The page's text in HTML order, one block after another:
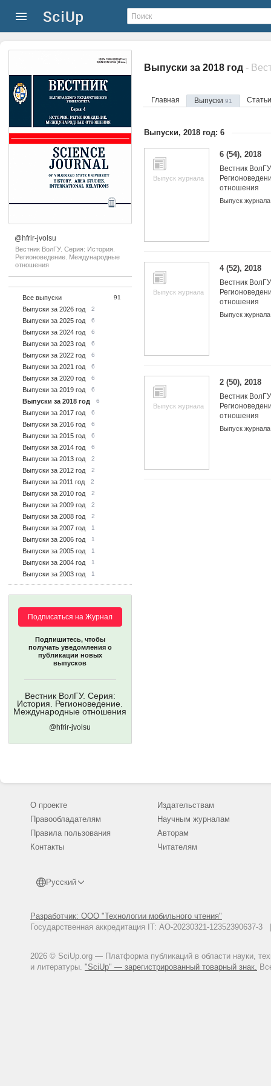
@hfrir-jvolsu
Вестник ВолГУ. Серия: История.
Регионоведение. Международные
отношения
Все выпуски 91
Выпуски за 2026 год 2
Выпуски за 2025 год 6
Выпуски за 2024 год 6
Выпуски за 2023 год 6
Выпуски за 2022 год 6
Выпуски за 2021 год 6
Выпуски за 2020 год 6
Выпуски за 2019 год 6
Выпуски за 2018 год 6
Выпуски за 2017 год 6
Выпуски за 2016 год 6
Выпуски за 2015 год 6
Выпуски за 2014 год 6
Выпуски за 2013 год 2
Выпуски за 2012 год 2
Выпуски за 2011 год 2
Выпуски за 2010 год 2
Выпуски за 2009 год 2
Выпуски за 2008 год 2
Выпуски за 2007 год 1
Выпуски за 2006 год 1
Выпуски за 2005 год 1
Выпуски за 2004 год 1
Выпуски за 2003 год 1
Подписаться на Журнал
Подпишитесь, чтобы
получать уведомления о
публикации новых
выпусков
Вестник ВолГУ. Серия:
История. Регионоведение.
Международные отношения
@hfrir-jvolsu
Выпуски за 2018 год
Главная Выпуски 91
Выпуски, 2018 год: 6
Выпуск журнала
6 (54), 2018
Вестник
отношения
Выпуск журнала
Выпуск журнала
4 (52), 2018
Вестник
отношения
Выпуск журнала
Выпуск журнала
2 (50), 2018
Вестник
отношения
Выпуск журнала
О проекте
Правообладателям
Правила пользования
Контакты
Русский
Разработчик: ООО "Технологии мобильного чтения"
Государственная аккредитация IT: АО-20230321-
2026 © SciUp.org — Платформа публикаций в области науки,
и литературы. "SciUp" — зарегистрированный товарный знак.
Издательствам
Научным журналам
Авторам
Читателям